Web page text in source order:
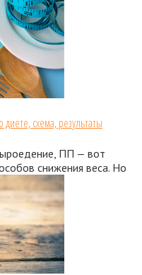
схема, результаты
ПП — вот
снижения веса. Но